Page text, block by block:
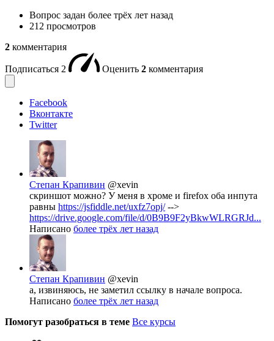
Вопрос задан более трёх лет назад
212 просмотров
2 комментария
Подписаться 2 Оценить 2 комментария
Facebook
Вконтакте
Twitter
Степан Крапивин @xevin
скриншот можно? У меня в хроме и firefox оба инпута
равны https://jsfiddle.net/uxfz7opj/-->
https://drive.google.com/file/d/0B9B9F2yBkwWLRGRJd...
Написано более трёх лет назад
Степан Крапивин @xevin
а, извиняюсь, не заметил ссылку в начале вопроса.
Написано более трёх лет назад
Помогут разобраться в теме Все курсы